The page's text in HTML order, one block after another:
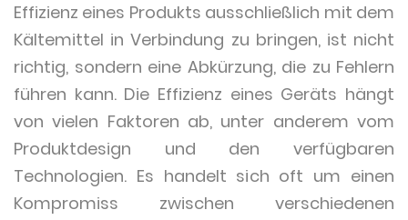
Effizienz eines Produkts ausschließlich mit dem
Kältemittel in Verbindung zu bringen, ist nicht
richtig, sondern eine Abkürzung, die zu Fehlern
führen kann. Die Effizienz eines Geräts hängt
von vielen Faktoren ab, unter anderem vom
Produktdesign und den verfügbaren
Technologien. Es handelt sich oft um einen
Kompromiss zwischen verschiedenen